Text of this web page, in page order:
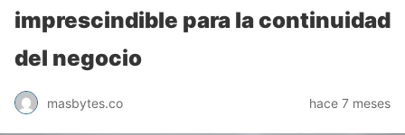
imprescindible para la continuidad
del negocio
masbytes.co hace 7 meses